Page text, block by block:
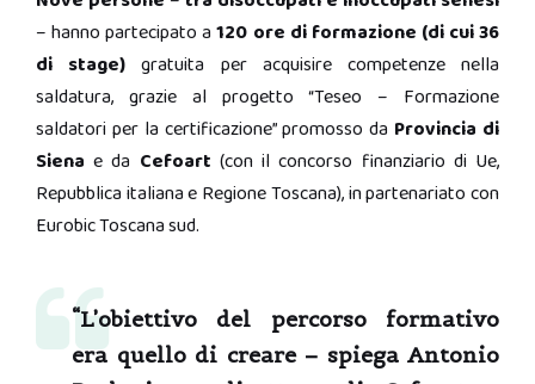
– hanno partecipato a120 ore di formazione (di cui 36
di stage) gratuita per acquisire competenze nella
saldatura, grazie al progetto “Teseo – Formazione
saldatori per la certificazione” promosso da Provincia di
Siena e da Cefoart (con il concorso finanziario di Ue,
Repubblica italiana e Regione Toscana), in partenariato con
Eurobic Toscana sud.
“L’obiettivo del percorso formativo
era quello di creare – spiega Antonio